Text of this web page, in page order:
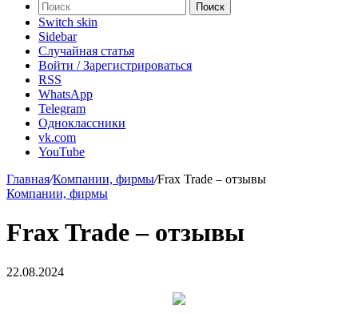
Поиск
Switch skin
Sidebar
Случайная статья
Войти / Зарегистрироваться
RSS
WhatsApp
Telegram
Одноклассники
vk.com
YouTube
Главная/Компании, фирмы/Frax Trade – отзывы
Компании, фирмы
Frax Trade – отзывы
22.08.2024